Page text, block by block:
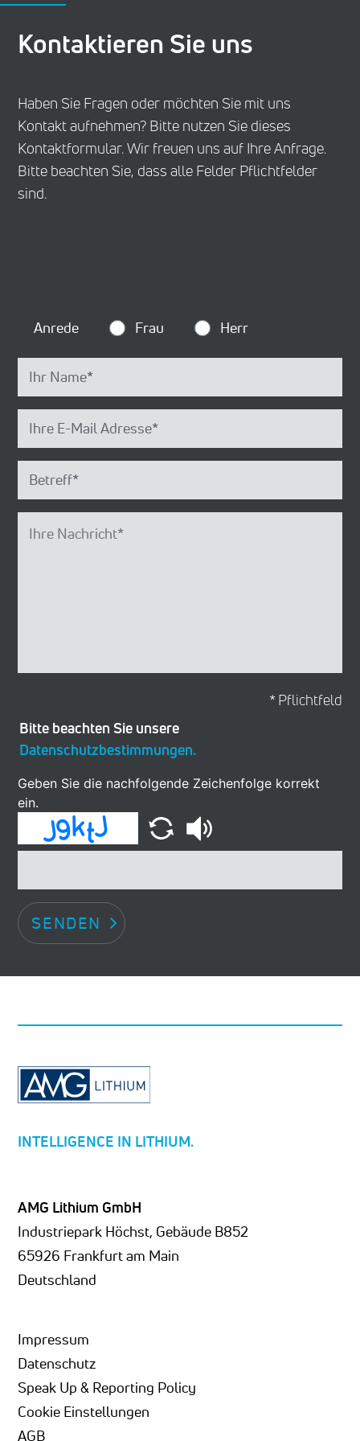
Kontaktieren Sie uns
Haben Sie Fragen oder möchten Sie mit uns
Kontakt aufnehmen? Bitte nutzen Sie dieses
Kontaktformular. Wir freuen uns auf Ihre Anfrage.
Bitte beachten Sie, dass alle Felder Pflichtfelder
sind.
Anrede Frau Herr
Bitte beachten Sie unsere
Datenschutzbestimmungen.
* Pflichtfeld
Geben Sie die nachfolgende Zeichenfolge korrekt
ein.
SENDEN
INTELLIGENCE IN LITHIUM.
AMG Lithium GmbH
Industriepark Höchst, Gebäude B852
65926 Frankfurt am Main
Deutschland
Impressum
Datenschutz
Speak Up & Reporting Policy
Cookie Einstellungen
AGB